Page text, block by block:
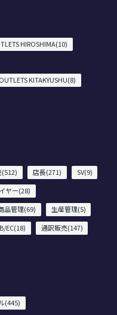
HIROSHIMA(10)
KITAKYUSHU(8)
店長(271)
SV(9)
ヤー(28)
品管理(69)
生産管理(5)
EC(18)
通訳販売(147)
(445)